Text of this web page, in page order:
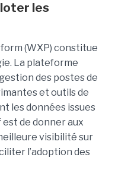
les
(WXP) constitue
La plateforme
des postes de
et outils de
les données issues
de donner aux
visibilité sur
l’adoption des